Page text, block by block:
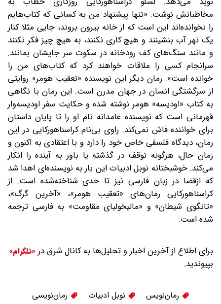
مخاطبانش نوشت: «تنها پیشنهاد من به کسانی که کتاب‌هایم
را نخوانده‌‌اند این است که از خانه بیرون بروند، جایی مثلا کنار
یک نهر آب بنشینند و هیچ کاری نکنند، به هیچ چیز فکر نکنند
و مانند سنگ‌‌های کف رودخانه در سکوت سر جایشان بمانند.
سرانجام کسی را ملاقات خواهند کرد که کتاب‌‌های من را
خوانده است». رمان دیگر این نویسنده «تعقیب هومر» روایتی
از سرگشتگی انسان در جهان مدرن است. این رمان با نگاهی
به کتاب «اودیسه» هومر نوشته شده و حکایت سفر اودیسه‌وار
قهرمانی است که نویسنده عامدانه نام او را تا پایان داستان
برای خواننده فاش نمی‌کند. راوی بی‌نام کراسناهورکایی در این
رمان، دیدگاه فلسفی خاص خود را دارد و با اعتقادی به اکنون و
زمان حال، هرگونه توقف در گذشته یا باور به آینده را انکار
می‌کند. خوشبختانه نوبل ادبیات این بار به نویسنده‌ای اهدا شد
که ازقضا در زبان فارسی نیز تا حدی شناخته‌شده است. از
کراسناهورکایی رمان‌های «تعقیب هومر»، «آخرین گرگ»،
«تانگوی شیطان» و «مالیخولیای مقاومت» به فارسی ترجمه
شده است.
برای اطلاع از آخرین اخبار و تحلیل‌ها به کانال شرق در «تلگرام»
بپیوندید.
رمان‌نویس نوبل ادبیات رمان‌نویسی